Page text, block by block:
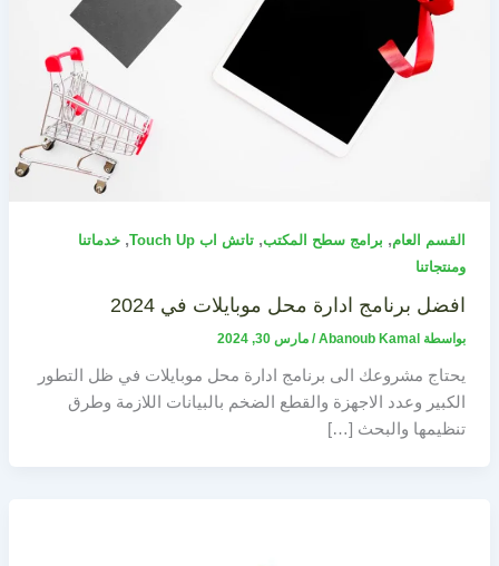
القسم العام, برامج سطح المكتب, تاتش اب Touch Up , خدماتنا
ومنتجاتنا
افضل برنامج ادارة محل موبايلات في 2024
بواسطة Abanoub Kamal
/ مارس 30, 2024
يحتاج مشروعك الى برنامج ادارة محل موبايلات في ظل التطور
الكبير وعدد الاجهزة والقطع الضخم بالبيانات اللازمة وطرق
تنظيمها والبحث […]